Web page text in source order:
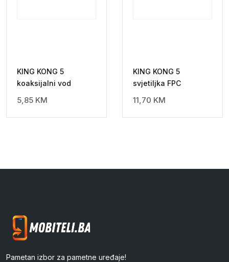
KING KONG 5
koaksijalni vod
5,85 KM
KING KONG 5
svjetiljka FPC
11,70 KM
Pametan izbor za pametne uređaje!